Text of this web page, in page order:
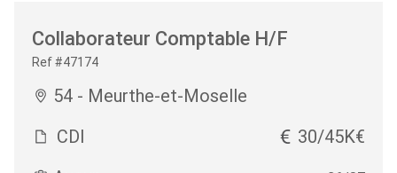
Collaborateur Comptable H/F
Ref #47174
54 - Meurthe-et-Moselle
CDI
30/45K€